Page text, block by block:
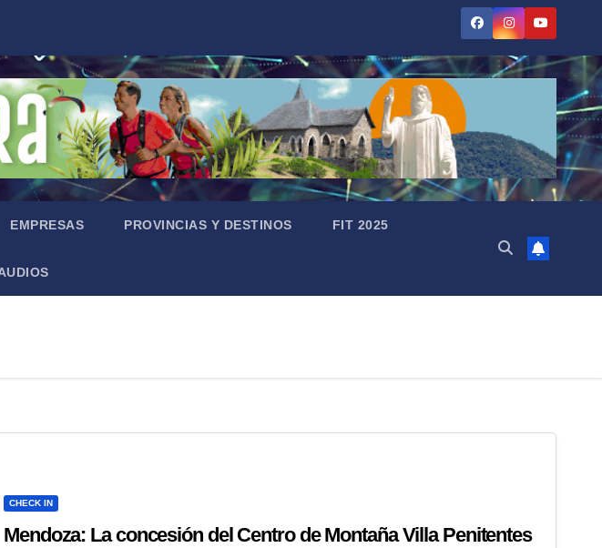
EMPRESAS PROVINCIAS Y DESTINOS FIT 2025
CHECK IN
Mendoza: La concesión del Centro de Montaña Villa Penitentes